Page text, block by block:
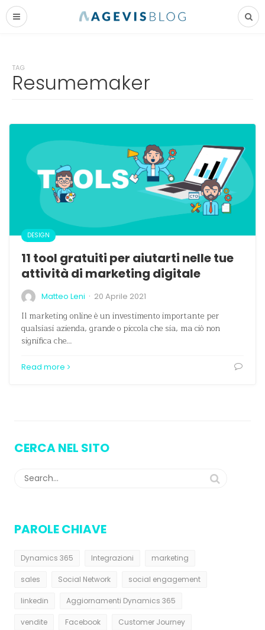
TAG
Resumemaker
DESIGN
11 tool gratuiti per aiutarti nelle tue
attività di marketing digitale
Matteo Leni · 20 Aprile 2021
Il marketing online è un investimento importante per
qualsiasi azienda, grande o piccola che sia, ma ciò non
significa che…
Read more
CERCA NEL SITO
PAROLE CHIAVE
Dynamics 365 Integrazioni marketing
sales Social Network social engagement
linkedin Aggiornamenti Dynamics 365
vendite Facebook Customer Journey